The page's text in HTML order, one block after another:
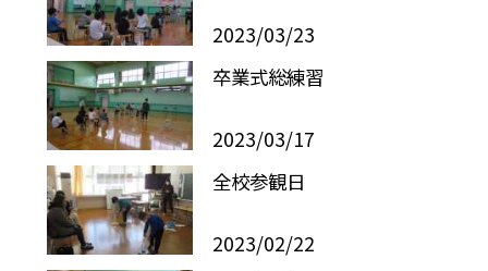
2023/03/23
卒業式総練習
2023/03/17
全校参観日
2023/02/22